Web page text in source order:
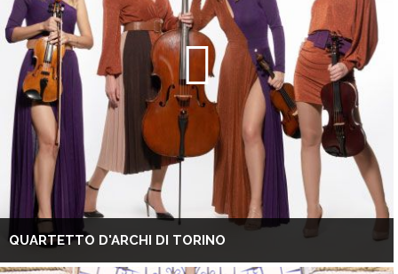
QUARTETTO D'ARCHI DI TORINO